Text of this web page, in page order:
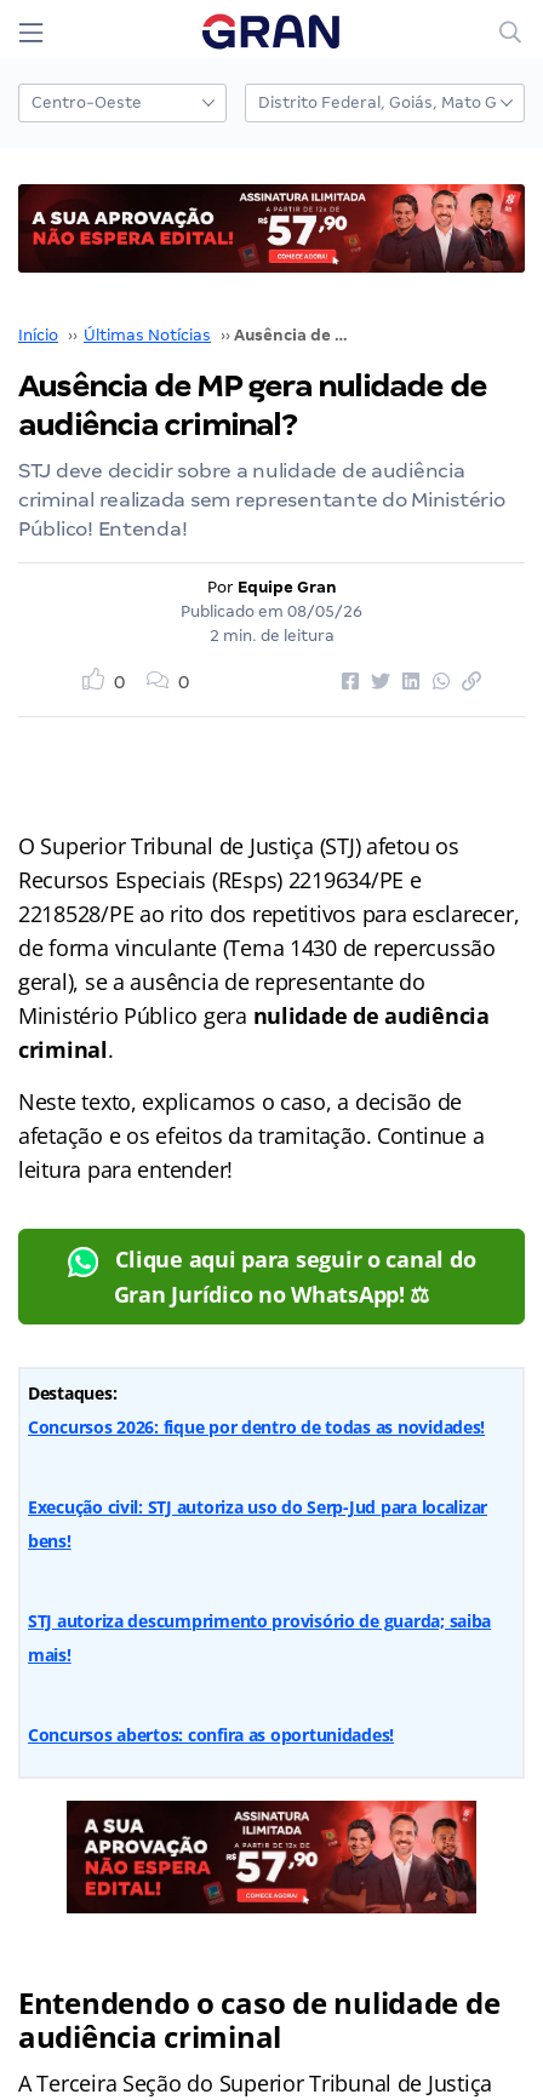
Início ›› Últimas Notícias ›› Ausência de MP gera nulidade de audiência criminal?
Ausência de MP gera nulidade de
audiência criminal?
STJ deve decidir sobre a nulidade de audiência
criminal realizada sem representante do Ministério
Público! Entenda!
Por Equipe Gran
Publicado em 08/05/26
2 min. de leitura
0 0
O Superior Tribunal de Justiça (STJ) afetou os
Recursos Especiais (REsps) 2219634/PE e
2218528/PE ao rito dos repetitivos para esclarecer,
de forma vinculante (Tema 1430 de repercussão
geral), se a ausência de representante do
Ministério Público gera nulidade de audiência
criminal.
Neste texto, explicamos o caso, a decisão de
afetação e os efeitos da tramitação. Continue a
leitura para entender!
Clique aqui para seguir o canal do
Gran Jurídico no WhatsApp! ⚖️
Destaques:
Concursos 2026: fique por dentro de todas as novidades!
Execução civil: STJ autoriza uso do Serp-Jud para localizar
bens!
STJ autoriza descumprimento provisório de guarda; saiba
mais!
Concursos abertos: confira as oportunidades!
Entendendo o caso de nulidade de
audiência criminal
A Terceira Seção do Superior Tribunal de Justiça